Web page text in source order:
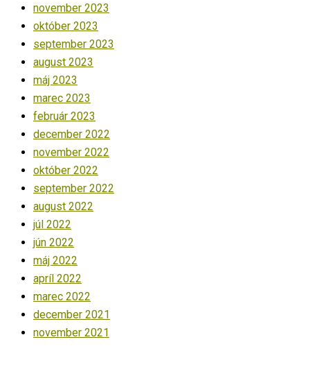
november 2023
október 2023
september 2023
august 2023
máj 2023
marec 2023
február 2023
december 2022
november 2022
október 2022
september 2022
august 2022
júl 2022
jún 2022
máj 2022
apríl 2022
marec 2022
december 2021
november 2021